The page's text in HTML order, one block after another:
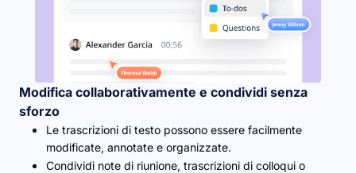
Modifica collaborativamente e condividi senza
sforzo
Le trascrizioni di testo possono essere facilmente
modificate, annotate e organizzate.
Condividi note di riunione, trascrizioni di colloqui o